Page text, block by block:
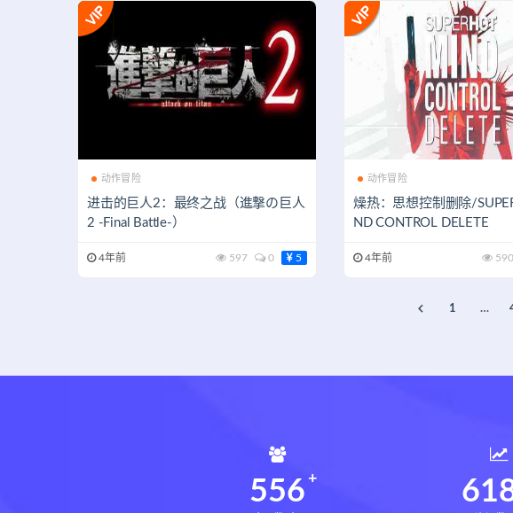
动作冒险
进击的巨人2：最终之战（進撃の巨人
2 -Final Battle-）
4年前 597 0 5
动作冒险
燥热：思想控制删除/
ND CONTROL DELETE
4年前 590
1 …
560